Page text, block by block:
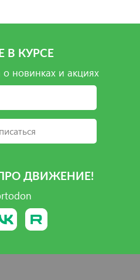
В КУРСЕ
новинках и акциях
ДВИЖЕНИЕ!